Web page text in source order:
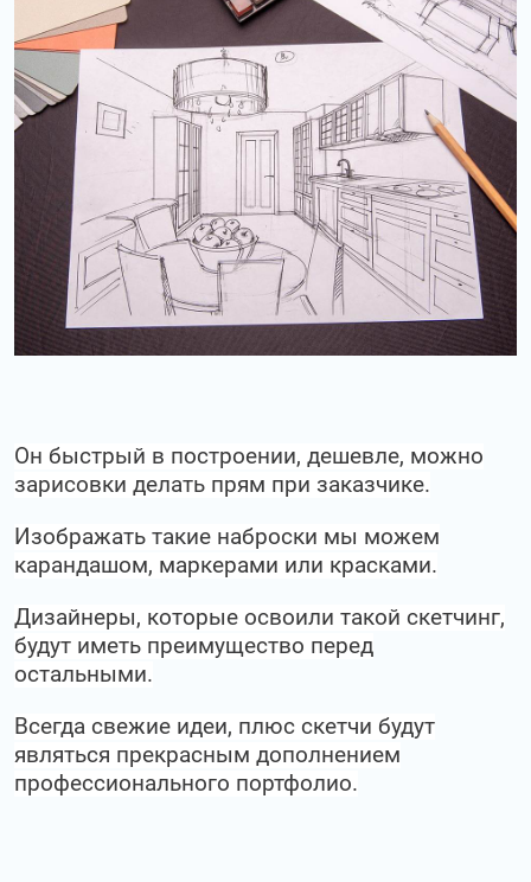
Он быстрый в построении, дешевле, можно
зарисовки делать прям при заказчике.
Изображать такие наброски мы можем
карандашом, маркерами или красками.
Дизайнеры, которые освоили такой скетчинг,
будут иметь преимущество перед
остальными.
Всегда свежие идеи, плюс скетчи будут
являться прекрасным дополнением
профессионального портфолио.